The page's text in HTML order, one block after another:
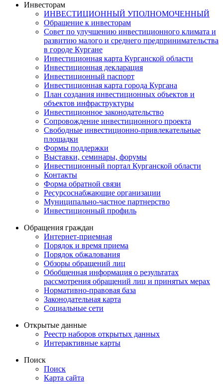
Инвесторам
ИНВЕСТИЦИОННЫЙ УПОЛНОМОЧЕННЫЙ
Обращение к инвесторам
Совет по улучшению инвестиционного климата и
развитию малого и среднего предпринимательства
в городе Кургане
Инвестиционная карта Курганской области
Инвестиционная декларация
Инвестиционный паспорт
Инвестиционная карта города Кургана
План создания инвестиционных объектов и
объектов инфраструктуры
Инвестиционное законодательство
Сопровождение инвестиционного проекта
Свободные инвестиционно-привлекательные
площадки
Формы поддержки
Выставки, семинары, форумы
Инвестиционный портал Курганской области
Контакты
Форма обратной связи
Ресурсоснабжающие организации
Муниципально-частное партнерство
Инвестиционный профиль
Обращения граждан
Интернет-приемная
Порядок и время приема
Порядок обжалования
Обзоры обращений лиц
Обобщенная информация о результатах
рассмотрения обращений лиц и принятых мерах
Нормативно-правовая база
Законодательная карта
Социальные сети
Открытые данные
Реестр наборов открытых данных
Интерактивные карты
Поиск
Поиск
Карта сайта